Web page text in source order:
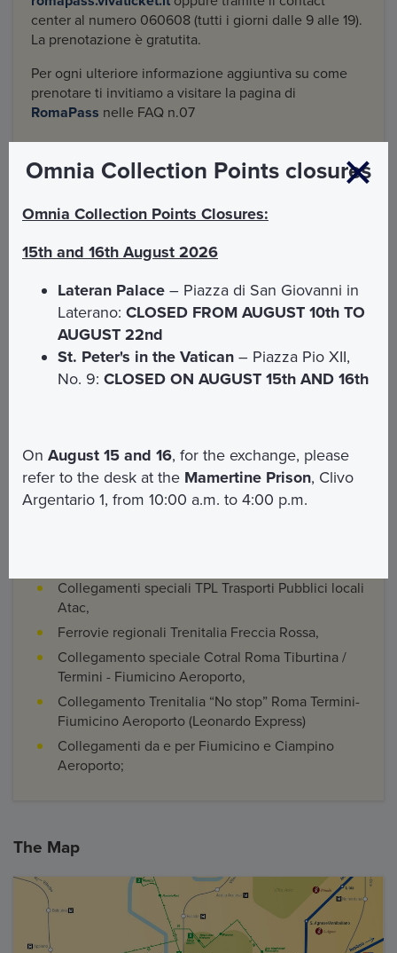
center al numero 060608 (tutti i giorni dalle 9 alle 19).
La prenotazione è gratutita.
Per ogni ulteriore informazione aggiuntiva su come
prenotare ti invitiamo a visitare la pagina di
RomaPass nelle FAQ n.07
Libero accesso alla Metro di Roma Linea A, B, B1 e C
AUTOBUS & TRAM
ibero accesso su Autobus e Tram delle Rete ATAC
Roma-Lido,
Roma Flaminio Piazza del Popolo-Viterbo
Collegamenti speciali TPL Trasporti Pubblici locali
Atac,
Ferrovie regionali Trenitalia Freccia Rossa,
Collegamento speciale Cotral Roma Tiburtina /
Termini - Fiumicino Aeroporto,
Collegamento Trenitalia “No stop” Roma Termini-
Fiumicino Aeroporto (Leonardo Express)
Collegamenti da e per Fiumicino e Ciampino
Aeroporto;
The Map
Omnia Collection Points closures
Omnia Collection Points Closures:
15th and 16th August 2026
Lateran Palace – Piazza di San Giovanni in
Laterano:CLOSED FROM AUGUST 10th TO
AUGUST 22nd
St. Peter's in the Vatican – Piazza Pio XII,
No. 9:CLOSED ON AUGUST 15th AND 16th
OnAugust 15 and 16, for the exchange, please
refer to the desk at the Mamertine Prison, Clivo
Argentario 1, from 10:00 a.m. to 4:00 p.m.